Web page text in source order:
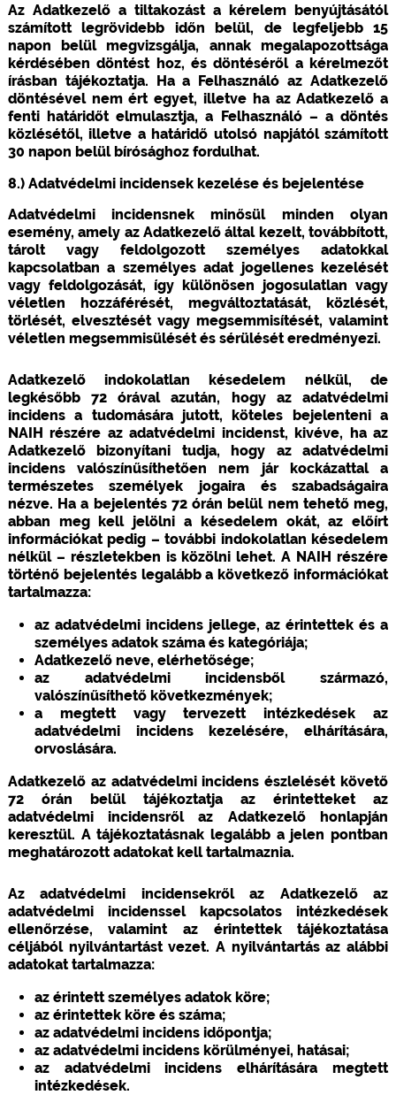
Az Adatkezelő a tiltakozást a kérelem benyújtásától
számított legrövidebb időn belül, de legfeljebb 15
napon belül megvizsgálja, annak megalapozottsága
kérdésében döntést hoz, és döntéséről a kérelmezőt
írásban tájékoztatja. Ha a Felhasználó az Adatkezelő
döntésével nem ért egyet, illetve ha az Adatkezelő a
fenti határidőt elmulasztja, a Felhasználó – a döntés
közlésétől, illetve a határidő utolsó napjától számított
30 napon belül bírósághoz fordulhat.
8.) Adatvédelmi incidensek kezelése és bejelentése
Adatvédelmi incidensnek minősül minden olyan
esemény, amely az Adatkezelő által kezelt, továbbított,
tárolt vagy feldolgozott személyes adatokkal
kapcsolatban a személyes adat jogellenes kezelését
vagy feldolgozását, így különösen jogosulatlan vagy
véletlen hozzáférését, megváltoztatását, közlését,
törlését, elvesztését vagy megsemmisítését, valamint
véletlen megsemmisülését és sérülését eredményezi.
Adatkezelő indokolatlan késedelem nélkül, de
legkésőbb 72 órával azután, hogy az adatvédelmi
incidens a tudomására jutott, köteles bejelenteni a
NAIH részére az adatvédelmi incidenst, kivéve, ha az
Adatkezelő bizonyítani tudja, hogy az adatvédelmi
incidens valószínűsíthetően nem jár kockázattal a
természetes személyek jogaira és szabadságaira
nézve. Ha a bejelentés 72 órán belül nem tehető meg,
abban meg kell jelölni a késedelem okát, az előírt
információkat pedig – további indokolatlan késedelem
nélkül – részletekben is közölni lehet. A NAIH részére
történő bejelentés legalább a következő információkat
tartalmazza:
az adatvédelmi incidens jellege, az érintettek és a
személyes adatok száma és kategóriája;
Adatkezelő neve, elérhetősége;
az adatvédelmi incidensből származó,
valószínűsíthető következmények;
a megtett vagy tervezett intézkedések az
adatvédelmi incidens kezelésére, elhárítására,
orvoslására.
Adatkezelő az adatvédelmi incidens észlelését követő
72 órán belül tájékoztatja az érintetteket az
adatvédelmi incidensről az Adatkezelő honlapján
keresztül. A tájékoztatásnak legalább a jelen pontban
meghatározott adatokat kell tartalmaznia.
Az adatvédelmi incidensekről az Adatkezelő az
adatvédelmi incidenssel kapcsolatos intézkedések
ellenőrzése, valamint az érintettek tájékoztatása
céljából nyilvántartást vezet. A nyilvántartás az alábbi
adatokat tartalmazza:
az érintett személyes adatok köre;
az érintettek köre és száma;
az adatvédelmi incidens időpontja;
az adatvédelmi incidens körülményei, hatásai;
az adatvédelmi incidens elhárítására megtett
intézkedések.